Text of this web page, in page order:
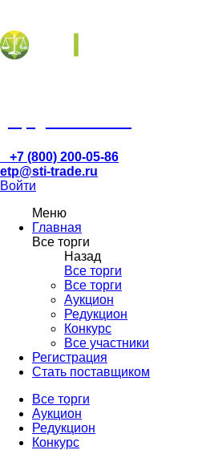
+7 (800) 200-05-86
etp@sti-trade.ru
Войти
Меню
Главная
Все торги
Назад
Все торги
Все торги
Аукцион
Редукцион
Конкурс
Все участники
Регистрация
Стать поставщиком
Все торги
Аукцион
Редукцион
Конкурс